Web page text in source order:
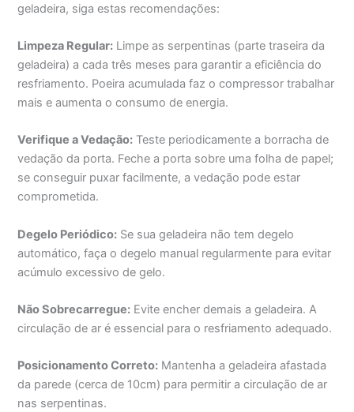
geladeira, siga estas recomendações:
Limpeza Regular: Limpe as serpentinas (parte traseira da
geladeira) a cada três meses para garantir a eficiência do
resfriamento. Poeira acumulada faz o compressor trabalhar
mais e aumenta o consumo de energia.
Verifique a Vedação: Teste periodicamente a borracha de
vedação da porta. Feche a porta sobre uma folha de papel;
se conseguir puxar facilmente, a vedação pode estar
comprometida.
Degelo Periódico: Se sua geladeira não tem degelo
automático, faça o degelo manual regularmente para evitar
acúmulo excessivo de gelo.
Não Sobrecarregue: Evite encher demais a geladeira. A
circulação de ar é essencial para o resfriamento adequado.
Posicionamento Correto: Mantenha a geladeira afastada
da parede (cerca de 10cm) para permitir a circulação de ar
nas serpentinas.